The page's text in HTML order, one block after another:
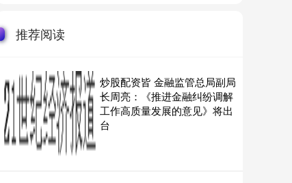
推荐阅读
炒股配资皆 金融监管总局副局
长周亮：《推进金融纠纷调解
工作高质量发展的意见》将出
台